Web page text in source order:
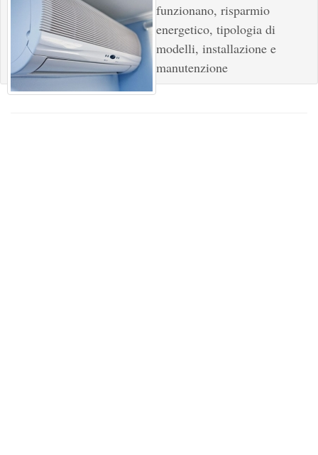
funzionano, risparmio
energetico, tipologia di
modelli, installazione e
manutenzione